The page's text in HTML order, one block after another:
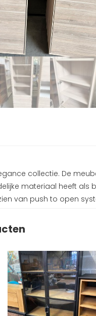
collectie. De
materiaal heeft als
van push to open